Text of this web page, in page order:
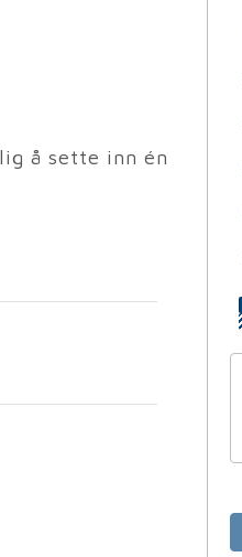
å sette inn én